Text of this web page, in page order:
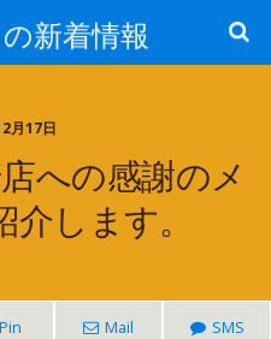
新着情報
月17日
への感謝のメ
します。
Pin Mail SMS